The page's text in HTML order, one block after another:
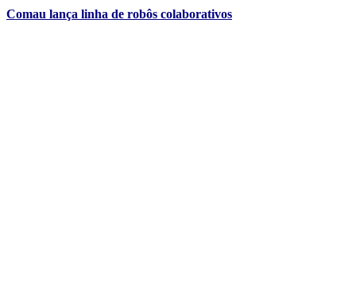
Comau lança linha de robôs colaborativos